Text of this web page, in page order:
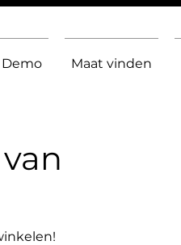
Demo Maat vinden